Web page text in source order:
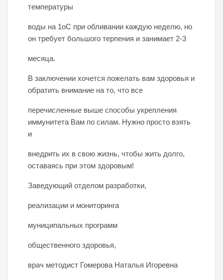
температуры
воды на 1оС при обливании каждую неделю, но
он требует большого терпения и занимает 2-3
месяца.
В заключении хочется пожелать вам здоровья и
обратить внимание на то, что все
перечисленные выше способы укрепления
иммунитета Вам по силам. Нужно просто взять
и
внедрить их в свою жизнь, чтобы жить долго,
оставаясь при этом здоровым!
Заведующий отделом разработки,
реализации и мониторинга
муниципальных программ
общественного здоровья,
врач методист Гомерова Наталья Игоревна